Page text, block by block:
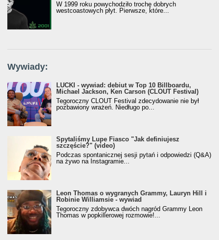
W 1999 roku powychodziło trochę dobrych
westcoastowych płyt. Pierwsze, które...
Wywiady:
LUCKI - wywiad: debiut w Top 10 Billboardu,
Michael Jackson, Ken Carson (CLOUT Festival)
Tegoroczny CLOUT Festival zdecydowanie nie był
pozbawiony wrażeń. Niedługo po...
Spytaliśmy Lupe Fiasco "Jak definiujesz
szczęście?" (video)
Podczas spontanicznej sesji pytań i odpowiedzi (Q&A)
na żywo na Instagramie...
Leon Thomas o wygranych Grammy, Lauryn Hill i
Robinie Williamsie - wywiad
Tegoroczny zdobywca dwóch nagród Grammy Leon
Thomas w popkillerowej rozmowie!...